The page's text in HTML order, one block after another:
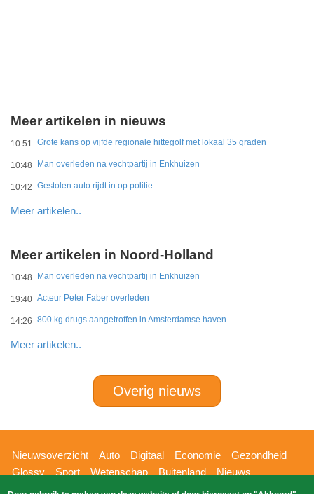
Meer artikelen in nieuws
10:51 Grote kans op vijfde regionale hittegolf met lokaal 35 graden
10:48 Man overleden na vechtpartij in Enkhuizen
10:42 Gestolen auto rijdt in op politie
Meer artikelen..
Meer artikelen in Noord-Holland
10:48 Man overleden na vechtpartij in Enkhuizen
19:40 Acteur Peter Faber overleden
14:26 800 kg drugs aangetroffen in Amsterdamse haven
Meer artikelen..
Overig nieuws
Hoofdnavigatie
Nieuwsoverzicht Auto Digitaal Economie
Gezondheid
Glossy
Sport Wetenschap Buitenland
Nieuws
Bizzpress
Blik op 112 Provincies Weekoverzicht